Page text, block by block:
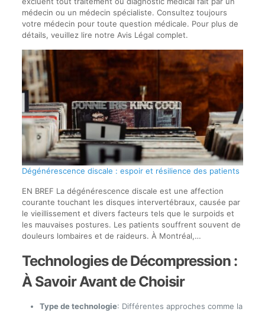
médecin ou un médecin spécialiste. Consultez toujours
votre médecin pour toute question médicale. Pour plus de
détails, veuillez lire notre Avis Légal complet.
Dégénérescence discale : espoir et résilience des patients
EN BREF La dégénérescence discale est une affection
courante touchant les disques intervertébraux, causée par
le vieillissement et divers facteurs tels que le surpoids et
les mauvaises postures. Les patients souffrent souvent de
douleurs lombaires et de raideurs. À Montréal,…
Technologies de Décompression :
À Savoir Avant de Choisir
Type de technologie: Différentes approches comme la